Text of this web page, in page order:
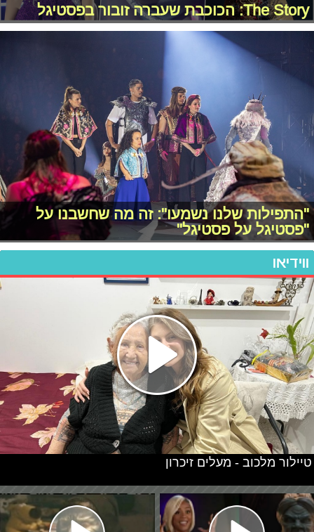
The Story: הכוכבת שעברה זובור בפסטיגל
"התפילות שלנו נשמעו": זה מה שחשבנו על
"פסטיגל על פסטיגל"
ווידיאו
טיילור מלכוב - מעלים זיכרון